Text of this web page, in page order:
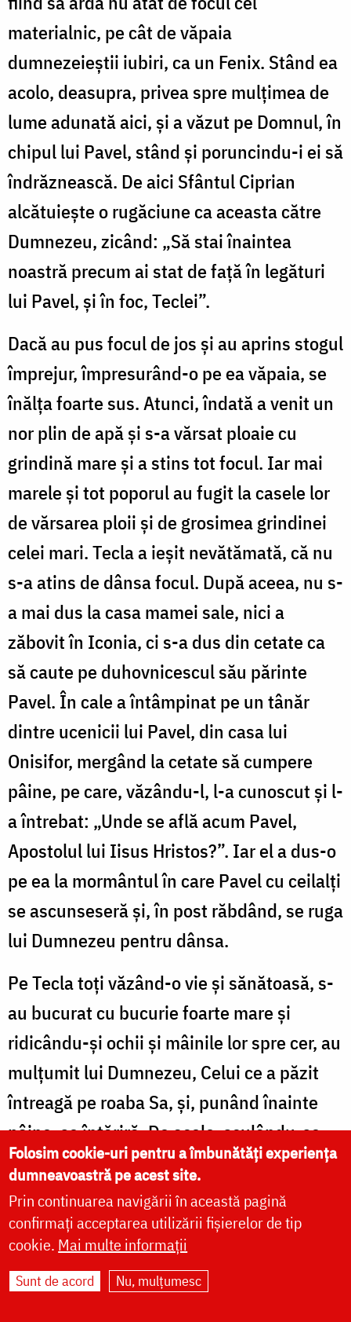
materialnic, pe cât de văpaia
dumnezeieștii iubiri, ca un Fenix. Stând ea
acolo, deasupra, privea spre mulțimea de
lume adunată aici, și a văzut pe Domnul, în
chipul lui Pavel, stând și poruncindu-i ei să
îndrăznească. De aici Sfântul Ciprian
alcătuiește o rugăciune ca aceasta către
Dumnezeu, zicând: „Să stai înaintea
noastră precum ai stat de față în legături
lui Pavel, și în foc, Teclei”.
Dacă au pus focul de jos și au aprins stogul
împrejur, împresurând-o pe ea văpaia, se
înălța foarte sus. Atunci, îndată a venit un
nor plin de apă și s-a vărsat ploaie cu
grindină mare și a stins tot focul. Iar mai
marele și tot poporul au fugit la casele lor
de vărsarea ploii și de grosimea grindinei
celei mari. Tecla a ieșit nevătămată, că nu
s-a atins de dânsa focul. După aceea, nu s-
a mai dus la casa mamei sale, nici a
zăbovit în Iconia, ci s-a dus din cetate ca
să caute pe duhovnicescul său părinte
Pavel. În cale a întâmpinat pe un tânăr
dintre ucenicii lui Pavel, din casa lui
Onisifor, mergând la cetate să cumpere
pâine, pe care, văzându-l, l-a cunoscut și l-
a întrebat: „Unde se află acum Pavel,
Apostolul lui Iisus Hristos?”. Iar el a dus-o
pe ea la mormântul în care Pavel cu ceilalți
se ascunseseră și, în post răbdând, se ruga
lui Dumnezeu pentru dânsa.
Pe Tecla toți văzând-o vie și sănătoasă, s-
au bucurat cu bucurie foarte mare și
ridicându-și ochii și mâinile lor spre cer, au
mulțumit lui Dumnezeu, Celui ce a păzit
întreagă pe roaba Sa, și, punând înainte
pâine, se întăriră. De acolo, sculându-se
Pavel cu Varnava, au mers prin Listra și
prin Derbe, binevestind Evanghelia și
tămăduind pe cei neputincioși. Și le-a
urmat lor și Tecla până la Antiohia, unde,
intrând ei în cetate, s-a întâmplat că un
Folosim cookie-uri pentru a îmbunătăți experiența
dumneavoastră pe acest site.
Prin continuarea navigării în această pagină
confirmați acceptarea utilizării fișierelor de tip
cookie. Mai multe informații
Sunt de acord Nu, mulțumesc